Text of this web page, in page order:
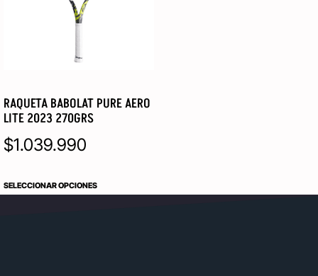
RAQUETA BABOLAT PURE AERO
LITE 2023 270GRS
$1.039.990
SELECCIONAR OPCIONES